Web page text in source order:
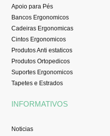
Apoio para Pés
Bancos Ergonomicos
Cadeiras Ergonomicas
Cintos Ergonomicos
Produtos Anti estaticos
Produtos Ortopedicos
Suportes Ergonomicos
Tapetes e Estrados
INFORMATIVOS
Noticias